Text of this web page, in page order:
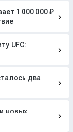
1 000 000 ₽
UFC:
два
новых